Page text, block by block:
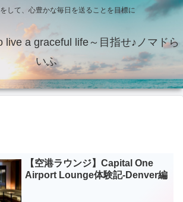
して、心豊かな毎日を送ることを目標に
live a graceful life～目指せ♪ノマドら
いふ
【空港ラウンジ】Capital One
Airport Lounge体験記‐Denver編